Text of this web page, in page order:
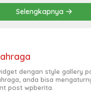
Selengkapnya
dengan style gallery
anda bisa
post wpberita.